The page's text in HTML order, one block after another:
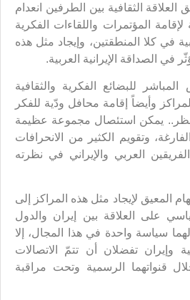
العلاقة الثقافية بين الطرفين انعدام
لإقامة المؤتمرات واللقاءات الفكرية
في كلا المنطقتين، وإيجاد مثل هذه
في الصداقة الإيرانية العربية.
للبضائع الفكرية والثقافية
وأيضاً إقامة محافل ودّية للفكر
يمكن استئصال مجموعة عظيمة
وتقويم الكثير من الانحرافات
العربي والإيراني في نظرته
الهام المعيق لإيجاد مثل هذه المراكز إلى
على العلاقة بين إيران والدول
سياسة واحدة في هذا المجال، إلا
وإيران تفضلان أن تتمّ الاتصالات
قنواتهما الرسمية وتحت مراقبة